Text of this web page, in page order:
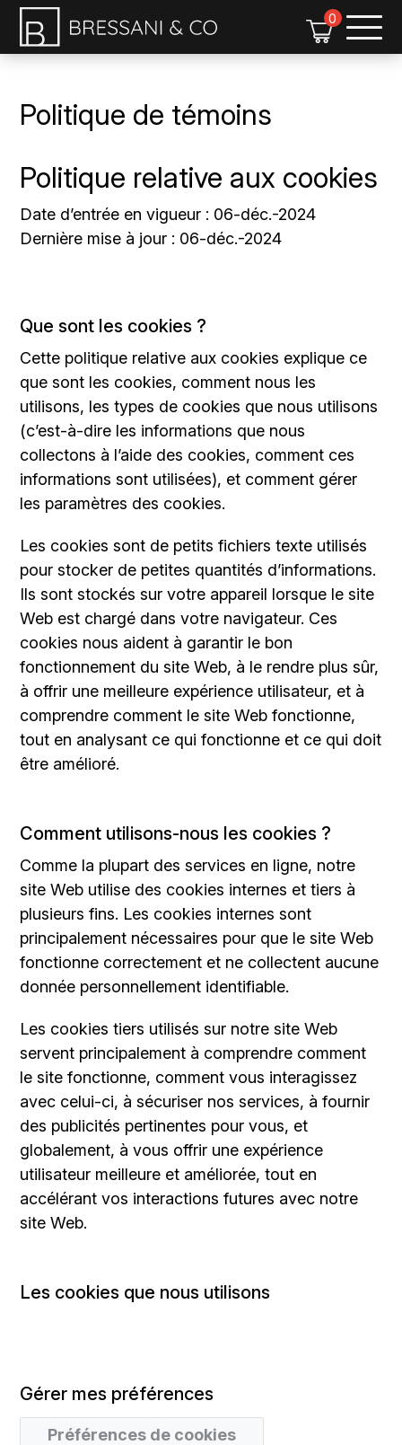
0
Politique de témoins
Politique relative aux cookies
Date d’entrée en vigueur : 06-déc.-2024
Dernière mise à jour : 06-déc.-2024
Que sont les cookies ?
Cette politique relative aux cookies explique ce
que sont les cookies, comment nous les
utilisons, les types de cookies que nous utilisons
(c’est-à-dire les informations que nous
collectons à l’aide des cookies, comment ces
informations sont utilisées), et comment gérer
les paramètres des cookies.
Les cookies sont de petits fichiers texte utilisés
pour stocker de petites quantités d’informations.
Ils sont stockés sur votre appareil lorsque le site
Web est chargé dans votre navigateur. Ces
cookies nous aident à garantir le bon
fonctionnement du site Web, à le rendre plus sûr,
à offrir une meilleure expérience utilisateur, et à
comprendre comment le site Web fonctionne,
tout en analysant ce qui fonctionne et ce qui doit
être amélioré.
Comment utilisons-nous les cookies ?
Comme la plupart des services en ligne, notre
site Web utilise des cookies internes et tiers à
plusieurs fins. Les cookies internes sont
principalement nécessaires pour que le site Web
fonctionne correctement et ne collectent aucune
donnée personnellement identifiable.
Les cookies tiers utilisés sur notre site Web
servent principalement à comprendre comment
le site fonctionne, comment vous interagissez
avec celui-ci, à sécuriser nos services, à fournir
des publicités pertinentes pour vous, et
globalement, à vous offrir une expérience
utilisateur meilleure et améliorée, tout en
accélérant vos interactions futures avec notre
site Web.
Les cookies que nous utilisons
Gérer mes préférences
Préférences de cookies